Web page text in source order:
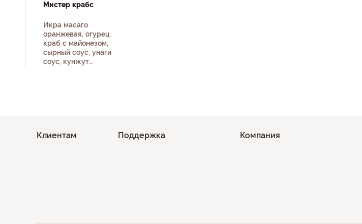
Мистер крабс
Икра масаго
оранжевая, огурец,
краб с майонезом,
сырный соус, унаги
соус, кунжут
Клиентам Поддержка Компания